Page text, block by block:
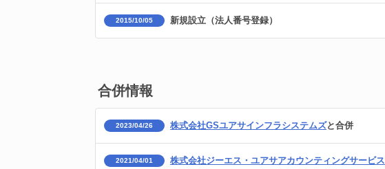
2015/10/05 新規設立（法人番号登録）
合併情報
2023/04/26 株式会社GSユアサインフラシステムズと合併
2021/04/01 株式会社ジーエス・ユアサアカウンティングサービス